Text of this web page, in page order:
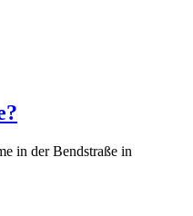
in der Bendstraße in